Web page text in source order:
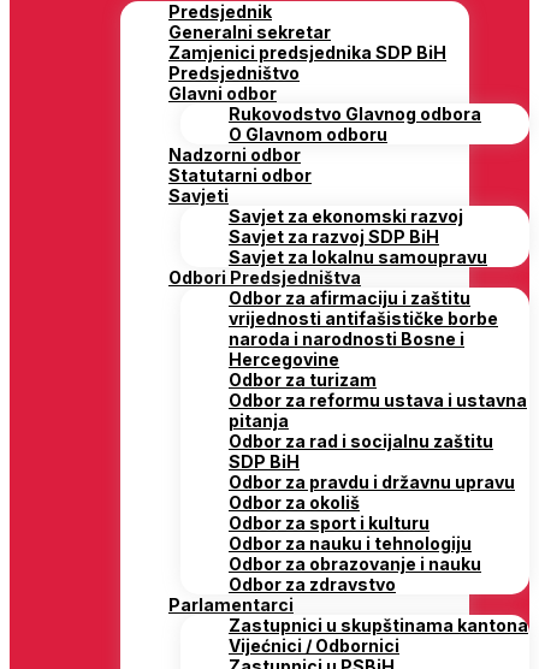
Predsjednik
Generalni sekretar
Zamjenici predsjednika SDP BiH
Predsjedništvo
Glavni odbor
Rukovodstvo Glavnog odbora
O Glavnom odboru
Nadzorni odbor
Statutarni odbor
Savjeti
Savjet za ekonomski razvoj
Savjet za razvoj SDP BiH
Savjet za lokalnu samoupravu
Odbori Predsjedništva
Odbor za afirmaciju i zaštitu
vrijednosti antifašističke borbe
naroda i narodnosti Bosne i
Hercegovine
Odbor za turizam
Odbor za reformu ustava i ustavna
pitanja
Odbor za rad i socijalnu zaštitu
SDP BiH
Odbor za pravdu i državnu upravu
Odbor za okoliš
Odbor za sport i kulturu
Odbor za nauku i tehnologiju
Odbor za obrazovanje i nauku
Odbor za zdravstvo
Parlamentarci
Zastupnici u skupštinama kantona
Vijećnici / Odbornici